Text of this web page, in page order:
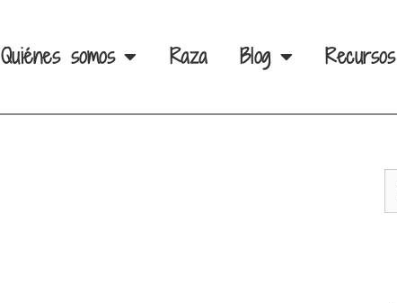
Quiénes somos Raza Blog Recursos